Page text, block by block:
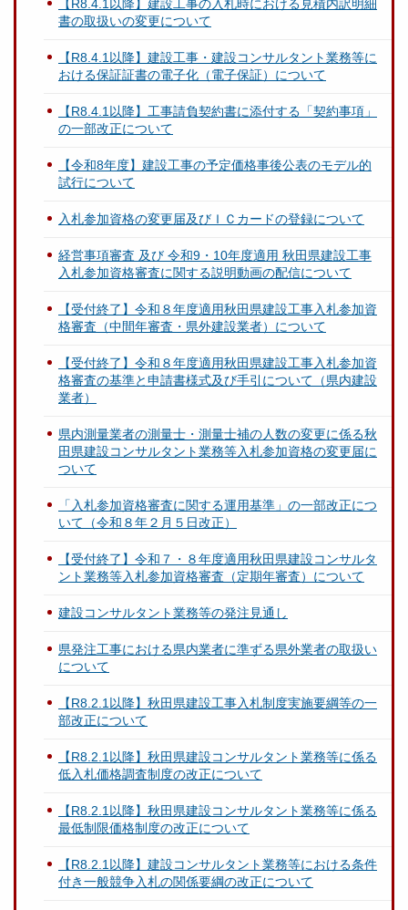
【R8.4.1以降】建設工事の入札時における見積内訳明細
書の取扱いの変更について
【R8.4.1以降】建設工事・建設コンサルタント業務等に
おける保証証書の電子化（電子保証）について
【R8.4.1以降】工事請負契約書に添付する「契約事項」
の一部改正について
【令和8年度】建設工事の予定価格事後公表のモデル的
試行について
入札参加資格の変更届及びＩＣカードの登録について
経営事項審査 及び 令和9・10年度適用 秋田県建設工事
入札参加資格審査に関する説明動画の配信について
【受付終了】令和８年度適用秋田県建設工事入札参加資
格審査（中間年審査・県外建設業者）について
【受付終了】令和８年度適用秋田県建設工事入札参加資
格審査の基準と申請書様式及び手引について（県内建設
業者）
県内測量業者の測量士・測量士補の人数の変更に係る秋
田県建設コンサルタント業務等入札参加資格の変更届に
ついて
「入札参加資格審査に関する運用基準」の一部改正につ
いて（令和８年２月５日改正）
【受付終了】令和７・８年度適用秋田県建設コンサルタ
ント業務等入札参加資格審査（定期年審査）について
建設コンサルタント業務等の発注見通し
県発注工事における県内業者に準ずる県外業者の取扱い
について
【R8.2.1以降】秋田県建設工事入札制度実施要綱等の一
部改正について
【R8.2.1以降】秋田県建設コンサルタント業務等に係る
低入札価格調査制度の改正について
【R8.2.1以降】秋田県建設コンサルタント業務等に係る
最低制限価格制度の改正について
【R8.2.1以降】建設コンサルタント業務等における条件
付き一般競争入札の関係要綱の改正について